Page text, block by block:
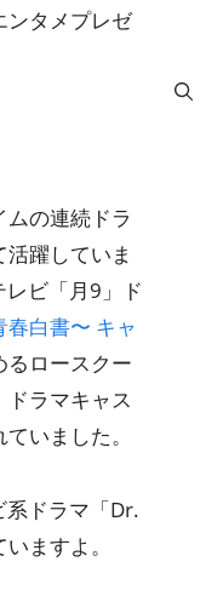
ンタメプレゼ
の連続ドラ
躍していま
ビ「月9」ド
春白書〜 キャ
るロースクー
ラマキャス
いました。
ドラマ「Dr.
ますよ。